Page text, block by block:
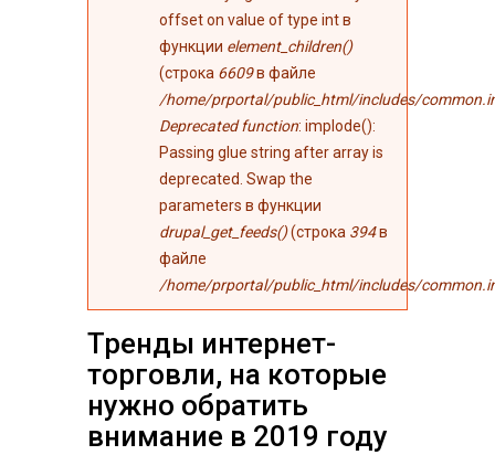
offset on value of type int в
функции element_children()
(строка 6609в файле
/home/prportal/public_html/includes/
Deprecated function: implode():
Passing glue string after array is
deprecated. Swap the
parameters в функции
drupal_get_feeds()(строка 394в
файле
/home/prportal/public_html/includes/
Тренды интернет-
торговли, на которые
нужно обратить
внимание в 2019 году